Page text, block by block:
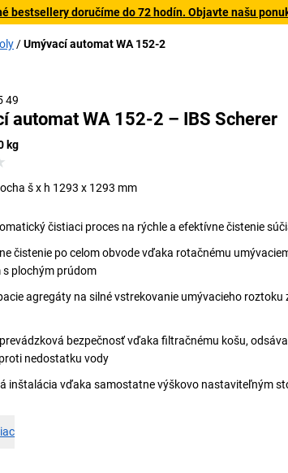
bestsellery doručíme do 72 hodín. Objavte našu
Umývací automat WA 152-2
49
automat WA 152-2 – IBS Scherer
kg
š x h 1293 x 1293 mm
čistiaci proces na rýchle a efektívne čistenie
čistenie po celom obvode vďaka rotačnému
s plochým prúdom
agregáty na silné vstrekovanie umývacieho roztoku
bezpečnosť vďaka filtračnému košu,
nedostatku vody
inštalácia vďaka samostatne výškovo nastaviteľným